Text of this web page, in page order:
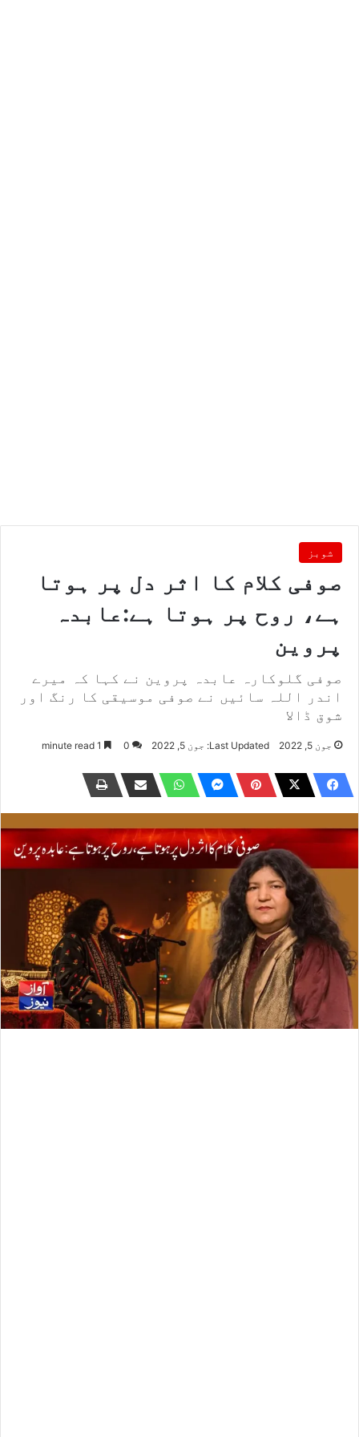
شوبز
صوفی کلام کا اثر دل پر ہوتا
ہے، روح پر ہوتا ہے:عابدہ
پروین
صوفی گلوکارہ عابدہ پروین نے کہا کہ میرے
اندر اللہ سائیں نے صوفی موسیقی کا رنگ اور
شوق ڈالا
جون 5, 2022 Last Updated: جون 5, 2022 0